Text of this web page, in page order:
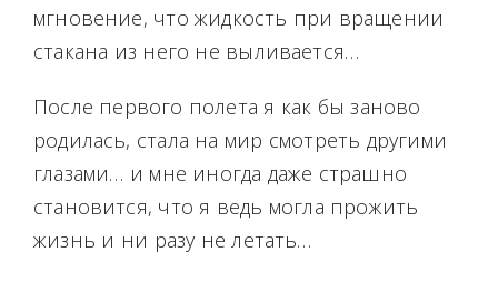
мгновение, что жидкость при вращении
стакана из него не выливается…
После первого полета я как бы заново
родилась, стала на мир смотреть другими
глазами… и мне иногда даже страшно
становится, что я ведь могла прожить
жизнь и ни разу не летать…